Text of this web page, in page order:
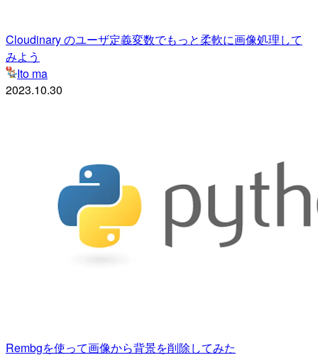
Cloudinary のユーザ定義変数でもっと柔軟に画像処理して
みよう
Ito ma
2023.10.30
Rembgを使って画像から背景を削除してみた